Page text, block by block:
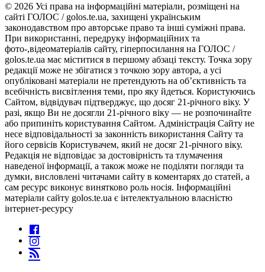
© 2026 Усі права на інформаційні матеріали, розміщені на
сайті ГОЛОС / golos.te.ua, захищені українським
законодавством про авторське право та інші суміжні права.
При використанні, передруку інформаційних та
фото-,відеоматеріалів сайту, гіперпосилання на ГОЛОС /
golos.te.ua має міститися в першому абзаці тексту. Точка зору
редакції може не збігатися з точкою зору автора, а усі
опубліковані матеріали не претендують на об’єктивність та
всебічність висвітлення теми, про яку йдеться. Користуючись
Сайтом, відвідувач підтверджує, що досяг 21-річного віку. У
разі, якщо Ви не досягли 21-річного віку — не розпочинайте
або припиніть користування Сайтом. Адміністрація Сайту не
несе відповідальності за законність використання Сайту та
його сервісів Користувачем, який не досяг 21-річного віку.
Редакція не відповідає за достовірність та тлумачення
наведеної інформації, а також може не поділяти погляди та
думки, висловлені читачами сайту в коментарях до статей, а
сам ресурс виконує винятково роль носія. Інформаційні
матеріали сайту golos.te.ua є інтелектуальною власністю
інтернет-ресурсу